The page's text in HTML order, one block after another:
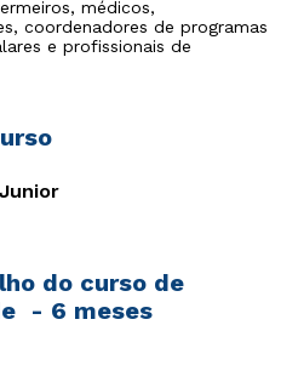
médicos,
coordenadores de programas
e profissionais de
do curso de
- 6 meses